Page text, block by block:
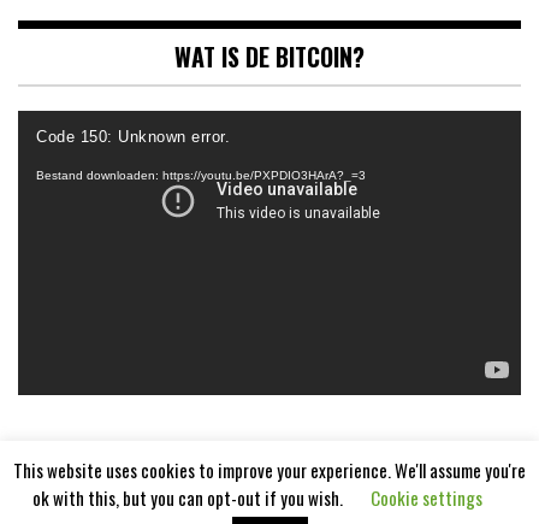
WAT IS DE BITCOIN?
Videospeler
Code 150: Unknown error.
Bestand downloaden: https://youtu.be/PXPDIO3HArA?_=3
This website uses cookies to improve your experience. We'll assume you're
ok with this, but you can opt-out if you wish.
Cookie settings